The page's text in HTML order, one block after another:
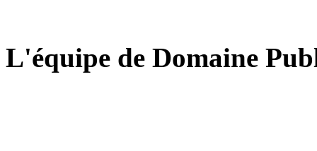
L'équipe de Domaine